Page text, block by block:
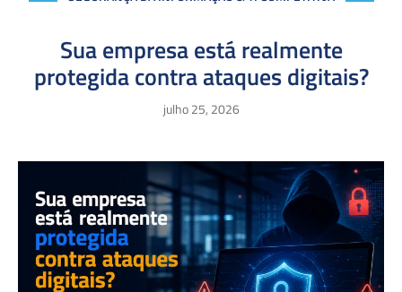
Sua empresa está realmente
protegida contra ataques digitais?
julho 25, 2026